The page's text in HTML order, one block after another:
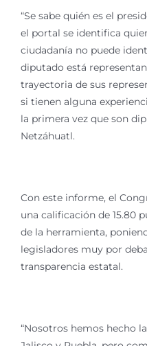
“Se sabe quién es el
el portal se identifica
ciudadanía no puede
diputado está
trayectoria de sus
si tienen alguna
la primera vez que son
Netzáhuatl.
Con este informe, el
una calificación de 15.80
de la herramienta,
legisladores muy por
transparencia estatal.
“Nosotros hemos hecho